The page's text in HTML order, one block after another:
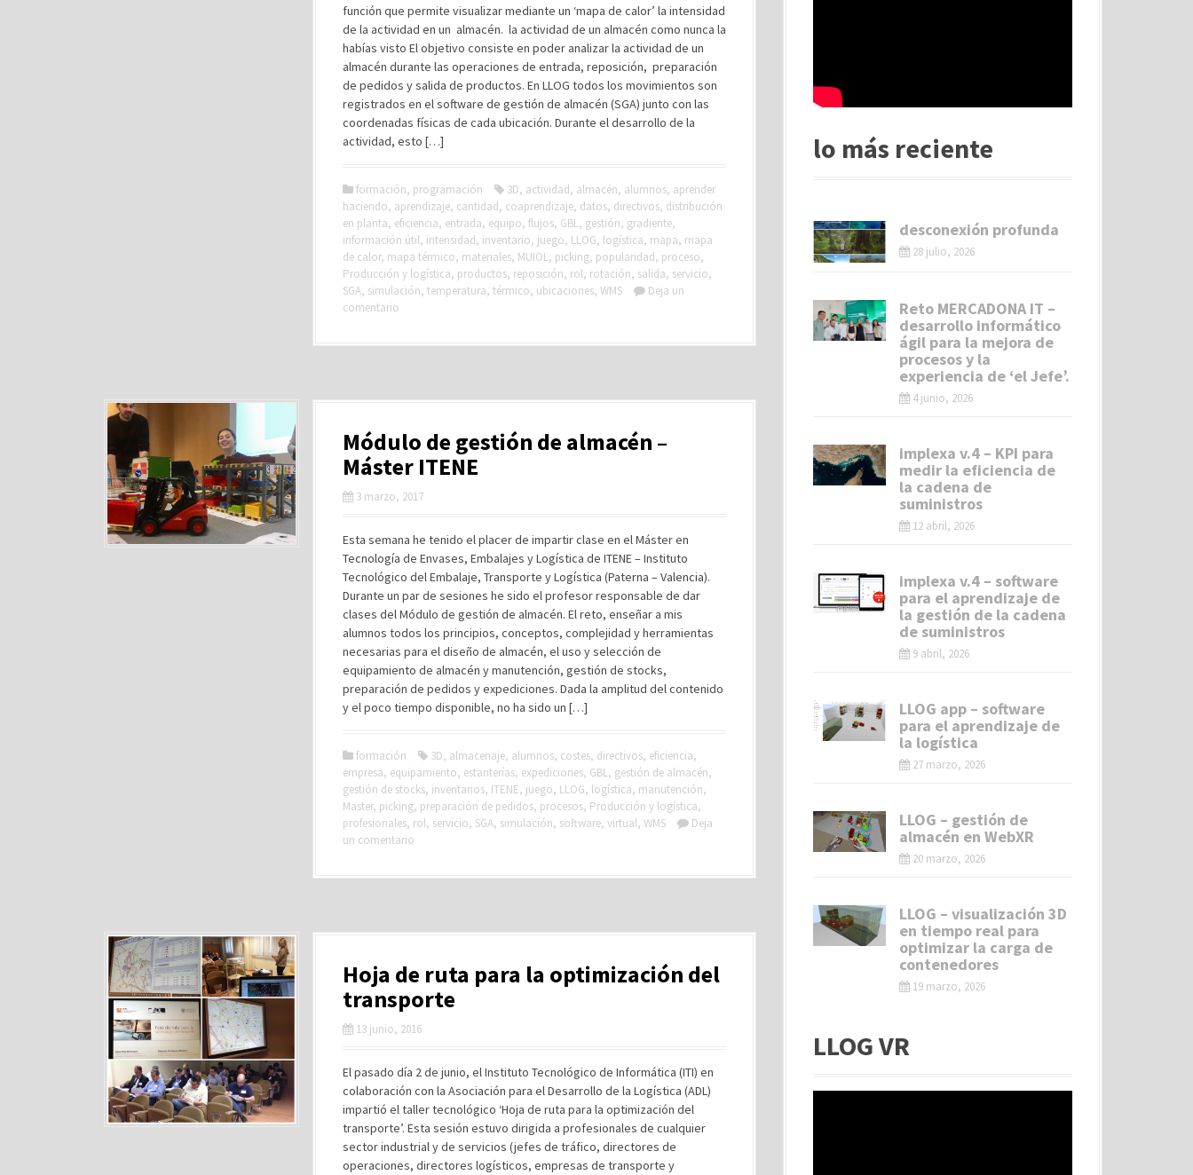
función que permite visualizar mediante un ‘mapa de calor’ la intensidad
de la actividad en un almacén. la actividad de un almacén como nunca la
habías visto El objetivo consiste en poder analizar la actividad de un
almacén durante las operaciones de entrada, reposición, preparación
de pedidos y salida de productos. En LLOG todos los movimientos son
registrados en el software de gestión de almacén (SGA) junto con las
coordenadas físicas de cada ubicación. Durante el desarrollo de la
actividad, esto […]
formación, programación 3D, actividad, almacén, alumnos, aprender
haciendo, aprendizaje, cantidad, coaprendizaje, datos, directivos, distribución
en planta, eficiencia, entrada, equipo, flujos, GBL, gestión, gradiente,
información útil, intensidad, inventario, juego, LLOG, logística, mapa, mapa
de calor, mapa térmico, materiales, MUIOL, picking, popularidad, proceso,
Producción y logística, productos, reposición, rol, rotación, salida, servicio,
SGA, simulación, temperatura, térmico, ubicaciones, WMS
Deja un
comentario
Módulo de gestión de almacén –
Máster ITENE
3 marzo, 2017
Esta semana he tenido el placer de impartir clase en el Máster en
Tecnología de Envases, Embalajes y Logística de ITENE – Instituto
Tecnológico del Embalaje, Transporte y Logística (Paterna – Valencia).
Durante un par de sesiones he sido el profesor responsable de dar
clases del Módulo de gestión de almacén. El reto, enseñar a mis
alumnos todos los principios, conceptos, complejidad y herramientas
necesarias para el diseño de almacén, el uso y selección de
equipamiento de almacén y manutención, gestión de stocks,
preparación de pedidos y expediciones. Dada la amplitud del contenido
y el poco tiempo disponible, no ha sido un […]
formación 3D, almacenaje, alumnos, costes, directivos, eficiencia,
empresa, equipamiento, estanterías, expediciones, GBL, gestión de almacén,
gestión de stocks, inventarios, ITENE, juego, LLOG, logística, manutención,
Master, picking, preparación de pedidos, procesos, Producción y logística,
profesionales, rol, servicio, SGA, simulación, software, virtual, WMS
Deja
un comentario
Hoja de ruta para la optimización del
transporte
13 junio, 2016
El pasado día 2 de junio, el Instituto Tecnológico de Informática (ITI) en
colaboración con la Asociación para el Desarrollo de la Logística (ADL)
impartió el taller tecnológico ‘Hoja de ruta para la optimización del
transporte’. Esta sesión estuvo dirigida a profesionales de cualquier
sector industrial y de servicios (jefes de tráfico, directores de
operaciones, directores logísticos, empresas de transporte y
lo más reciente
desconexión profunda
28 julio, 2026
Reto MERCADONA IT –
desarrollo informático
ágil para la mejora de
procesos y la
experiencia de ‘el Jefe’.
4 junio, 2026
implexa v.4 – KPI para
medir la eficiencia de
la cadena de
suministros
12 abril, 2026
implexa v.4 – software
para el aprendizaje de
la gestión de la cadena
de suministros
9 abril, 2026
LLOG app – software
para el aprendizaje de
la logística
27 marzo, 2026
LLOG – gestión de
almacén en WebXR
20 marzo, 2026
LLOG – visualización 3D
en tiempo real para
optimizar la carga de
contenedores
19 marzo, 2026
LLOG VR